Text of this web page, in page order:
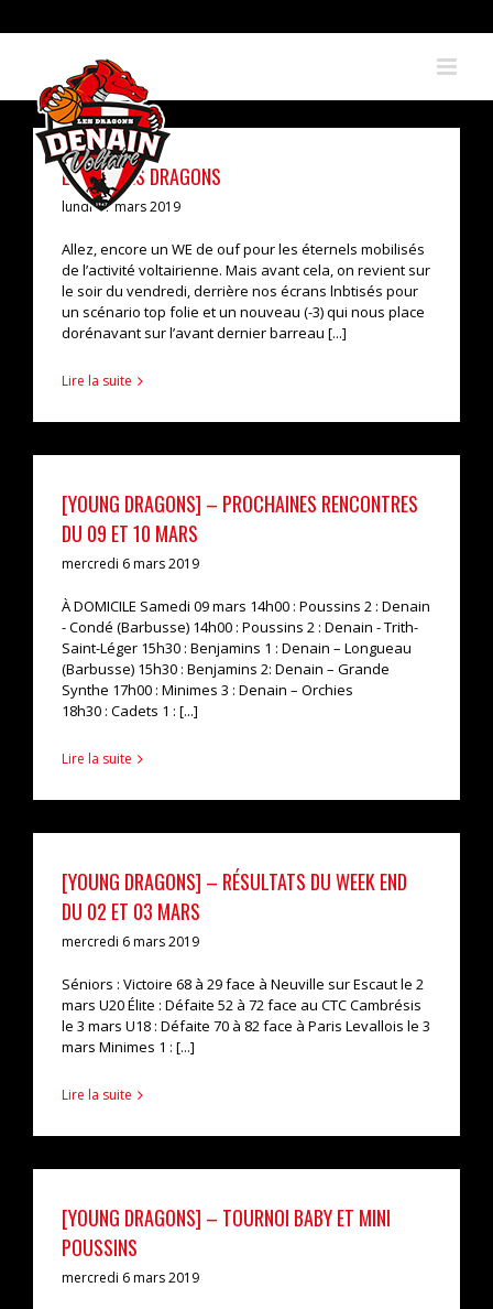
to
L’ÉCHO DES DRAGONS
lundi 11 mars 2019
Allez, encore un WE de ouf pour les éternels mobilisés
de l’activité voltairienne. Mais avant cela, on revient sur
le soir du vendredi, derrière nos écrans lnbtisés pour
un scénario top folie et un nouveau (-3) qui nous place
dorénavant sur l’avant dernier barreau [...]
Lire la suite
[YOUNG DRAGONS] – PROCHAINES RENCONTRES
DU 09 ET 10 MARS
mercredi 6 mars 2019
À DOMICILE Samedi 09 mars 14h00 : Poussins 2 : Denain
- Condé (Barbusse) 14h00 : Poussins 2 : Denain - Trith-
Saint-Léger 15h30 : Benjamins 1 : Denain – Longueau
(Barbusse) 15h30 : Benjamins 2: Denain – Grande
Synthe 17h00 : Minimes 3 : Denain – Orchies
18h30 : Cadets 1 : [...]
Lire la suite
[YOUNG DRAGONS] – RÉSULTATS DU WEEK END
DU 02 ET 03 MARS
mercredi 6 mars 2019
Séniors : Victoire 68 à 29 face à Neuville sur Escaut le 2
mars U20 Élite : Défaite 52 à 72 face au CTC Cambrésis
le 3 mars U18 : Défaite 70 à 82 face à Paris Levallois le 3
mars Minimes 1 : [...]
Lire la suite
[YOUNG DRAGONS] – TOURNOI BABY ET MINI
POUSSINS
mercredi 6 mars 2019